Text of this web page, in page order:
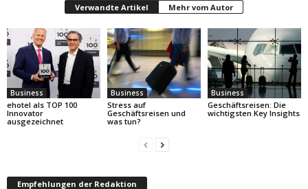
Verwandte Artikel Mehr vom Autor
Business
ehotel als TOP 100
Innovator
ausgezeichnet
Business
Stress auf
Geschäftsreisen und
was tun?
Business
Geschäftsreisen: Die
wichtigsten Key Insights
Empfehlungen der Redaktion